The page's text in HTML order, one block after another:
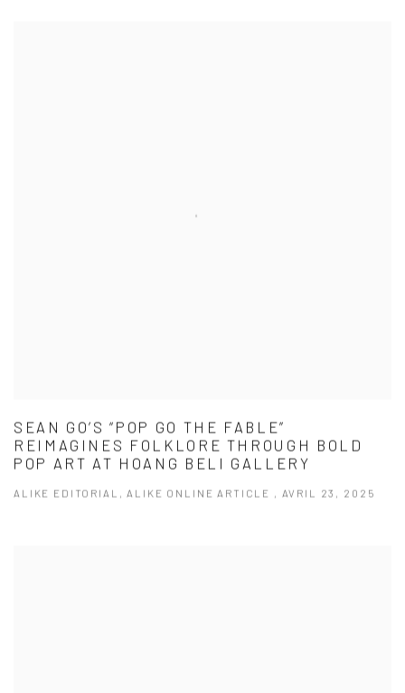
SEAN GO’S “POP GO THE FABLE”
REIMAGINES FOLKLORE THROUGH BOLD
POP ART AT HOANG BELI GALLERY
ALIKE EDITORIAL, ALIKE ONLINE ARTICLE , AVRIL 23, 2025